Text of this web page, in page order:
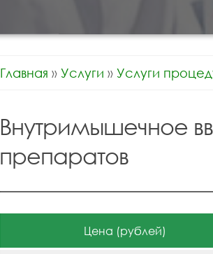
Главная » Услуги » Услуги
Внутримышечное
препаратов
Цена (рублей)